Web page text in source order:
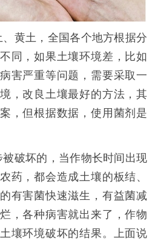
黄土，全国各个地方根据分
同，如果土壤环境差，比如
害严重等问题，需要采取一
，改良土壤最好的方法，其
，但根据数据，使用菌剂是
破坏的，当作物长时间出现
药，都会造成土壤的板结、
有害菌快速滋生，有益菌减
，各种病害就出来了，作物
壤环境破坏的结果。上面说